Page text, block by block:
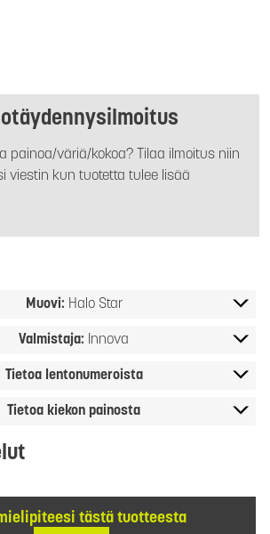
painoa/väriä/kokoa? Tilaa ilmoitus niin
viestin kun tuotetta tulee lisää
Muovi: Halo Star
Valmistaja: Innova
Tietoa lentonumeroista
Tietoa kiekon painosta
tästä tuotteesta